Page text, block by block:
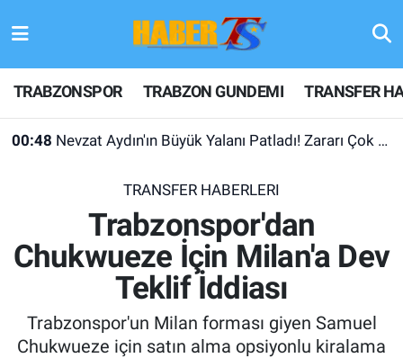
TRABZONSPOR TRABZON GUNDEMI TRANSFER
00:48 Nevzat Aydın'ın Büyük Yalanı Patladı! Zararı Çok Desteği Yok
TRANSFER HABERLERI
Trabzonspor'dan
Chukwueze İçin Milan'a Dev
Teklif İddiası
Trabzonspor'un Milan forması giyen Samuel
Chukwueze için satın alma opsiyonlu kiralama
TRABZONSPOR
TRABZON GUNDEMI
KULİS MEYDANI
1461 TRABZON
FUTBOL
Hava Durumu
Trafik Durumu
Son Dakika Haberleri
Haber Arşivi